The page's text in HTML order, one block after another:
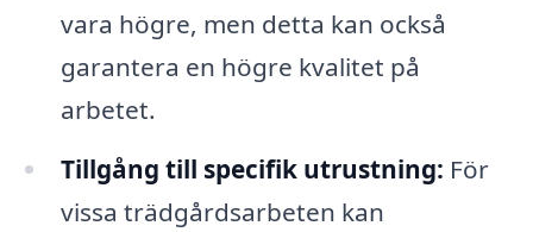
vara högre, men detta kan också
garantera en högre kvalitet på
arbetet.
Tillgång till specifik utrustning: För
vissa trädgårdsarbeten kan